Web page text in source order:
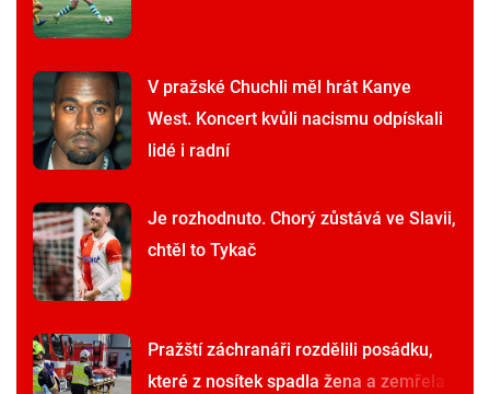
V pražské Chuchli měl hrát Kanye
West. Koncert kvůli nacismu odpískali
lidé i radní
Je rozhodnuto. Chorý zůstává ve Slavii,
chtěl to Tykač
Pražští záchranáři rozdělili posádku,
které z nosítek spadla žena a zemřela